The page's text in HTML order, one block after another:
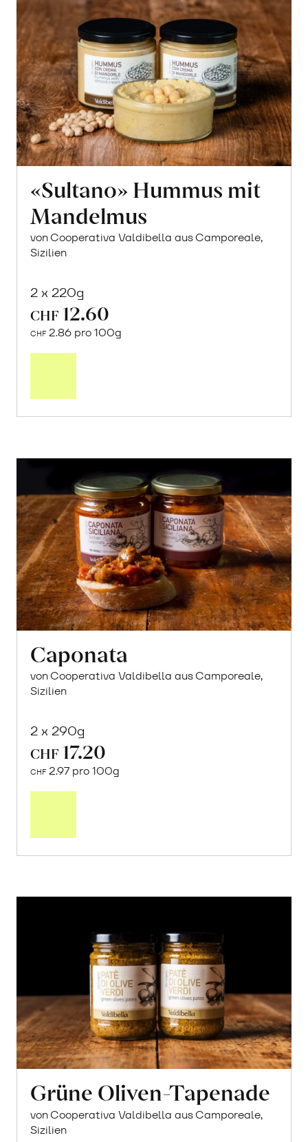
«Sultano» Hummus mit
Mandelmus
von Cooperativa Valdibella aus Camporeale,
Sizilien
2 x 220g
CHF 12.60
CHF 2.86 pro 100g
Caponata
von Cooperativa Valdibella aus Camporeale,
Sizilien
2 x 290g
CHF 17.20
CHF 2.97 pro 100g
Grüne Oliven-Tapenade
von Cooperativa Valdibella aus Camporeale,
Sizilien